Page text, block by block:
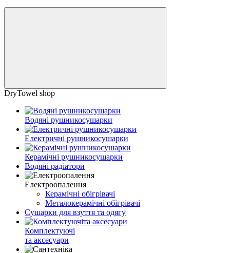
DryTowel shop
Водяні рушникосушарки
Електричні рушникосушарки
Керамічні рушникосушарки
Водяні радіатори
Електроопалення
Керамічні обігрівачі
Металокерамічні обігрівачі
Сушарки для взуття та одягу
Комплектуючі
та аксесуари